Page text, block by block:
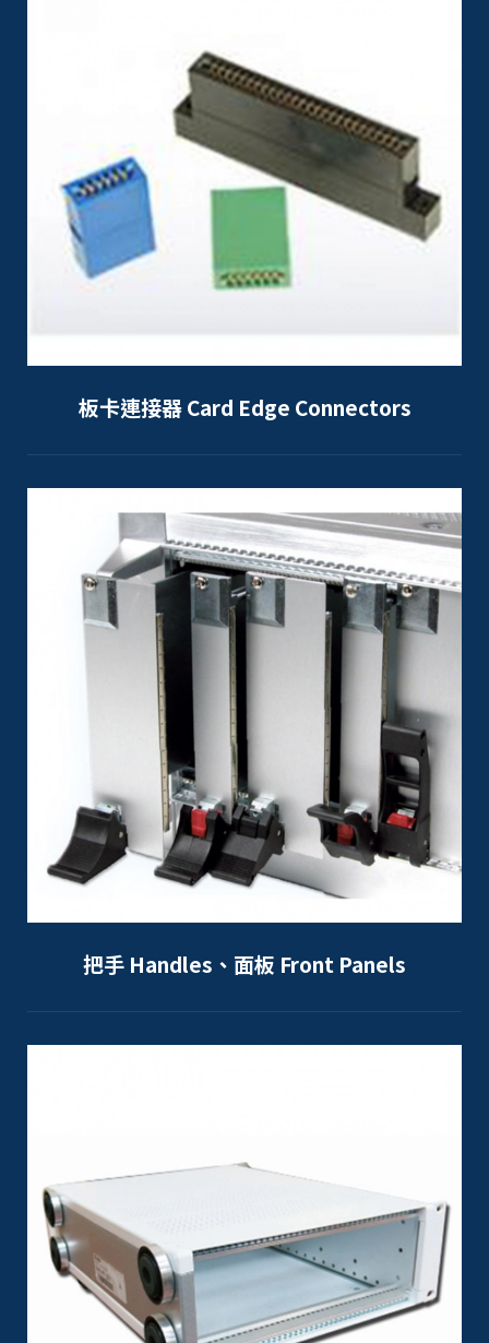
板卡連接器 Card Edge Connectors
把手 Handles、面板 Front Panels